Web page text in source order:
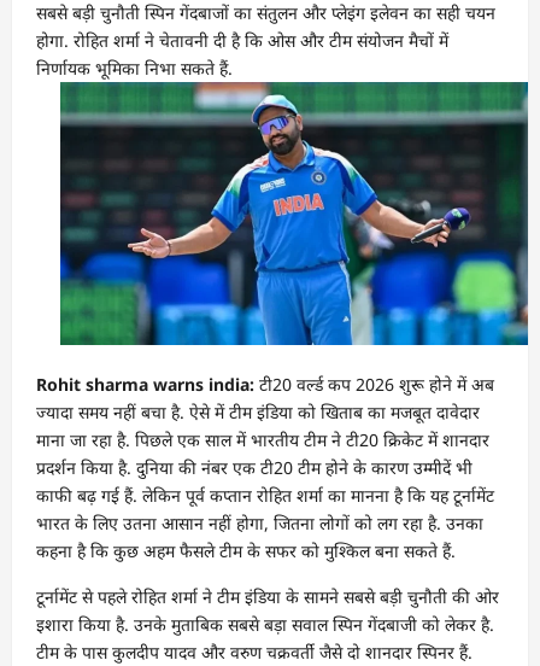
सबसे बड़ी चुनौती स्पिन गेंदबाजों का संतुलन और प्लेइंग इलेवन का सही चयन
होगा. रोहित शर्मा ने चेतावनी दी है कि ओस और टीम संयोजन मैचों में
निर्णायक भूमिका निभा सकते हैं.
Rohit sharma warns india: टी20 वर्ल्ड कप 2026 शुरू होने में अब
ज्यादा समय नहीं बचा है. ऐसे में टीम इंडिया को खिताब का मजबूत दावेदार
माना जा रहा है. पिछले एक साल में भारतीय टीम ने टी20 क्रिकेट में शानदार
प्रदर्शन किया है. दुनिया की नंबर एक टी20 टीम होने के कारण उम्मीदें भी
काफी बढ़ गई हैं. लेकिन पूर्व कप्तान रोहित शर्मा का मानना है कि यह टूर्नामेंट
भारत के लिए उतना आसान नहीं होगा, जितना लोगों को लग रहा है. उनका
कहना है कि कुछ अहम फैसले टीम के सफर को मुश्किल बना सकते हैं.
टूर्नामेंट से पहले रोहित शर्मा ने टीम इंडिया के सामने सबसे बड़ी चुनौती की ओर
इशारा किया है. उनके मुताबिक सबसे बड़ा सवाल स्पिन गेंदबाजी को लेकर है.
टीम के पास कुलदीप यादव और वरुण चक्रवर्ती जैसे दो शानदार स्पिनर हैं.